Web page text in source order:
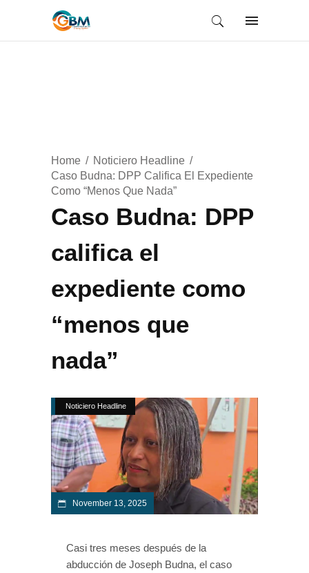
Home
Noticiero Headline
Caso Budna: DPP Califica El Expediente
Como “menos Que Nada”
Caso Budna: DPP
califica el
expediente como
“menos que
nada”
Noticiero Headline
November 13, 2025
Casi tres meses después de la
abducción de Joseph Budna, el caso